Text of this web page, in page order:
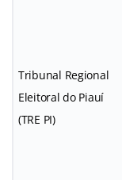
Tribunal Regional
Eleitoral do Piauí
(TRE PI)